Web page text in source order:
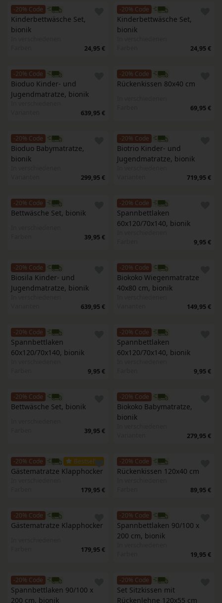
-20% Code
Kinderbettwäsche Set,
bionik
24,95 €
-20% Code
Kinderbettwäsche Set,
bionik
24,95 €
-20% Code
Bioduo Kinder- und
Jugendmatratze, bionik
639,95 €
-20% Code
Rückenkissen 80x40 cm
69,95 €
-20% Code
Bioduo Babymatratze,
bionik
299,95 €
-20% Code
Biotrio Kinder- und
Jugendmatratze, bionik
719,95 €
-20% Code
Bettwäsche Set, bionik
39,95 €
-20% Code
Spannbettlaken
60x120/70x140, bionik
9,95 €
-20% Code
Biosila Kinder- und
Jugendmatratze, bionik
639,95 €
-20% Code
Biokoko Wiegenmatratze
40x80 cm, bionik
149,95 €
-20% Code
Spannbettlaken
60x120/70x140, bionik
9,95 €
-20% Code
Spannbettlaken
60x120/70x140, bionik
9,95 €
-20% Code
Bettwäsche Set, bionik
39,95 €
-20% Code
Biokoko Babymatratze,
bionik
279,95 €
-20% Code Bestseller
Gästematratze Klapphocker
179,95 €
-20% Code
Rückenkissen 120x40 cm
89,95 €
-20% Code
Gästematratze Klapphocker
179,95 €
-20% Code
Spannbettlaken 90/100 x
200 cm, bionik
19,95 €
-20% Code
Spannbettlaken 90/100 x
200 cm, bionik
-20% Code
Set Sitzkissen mit
Rückenlehne 120x55 cm